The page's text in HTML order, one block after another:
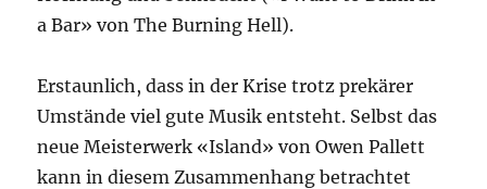
a Bar» von The Burning Hell).
Erstaunlich, dass in der Krise trotz prekärer
Umstände viel gute Musik entsteht. Selbst das
neue Meisterwerk «Island» von Owen Pallett
kann in diesem Zusammenhang betrachtet